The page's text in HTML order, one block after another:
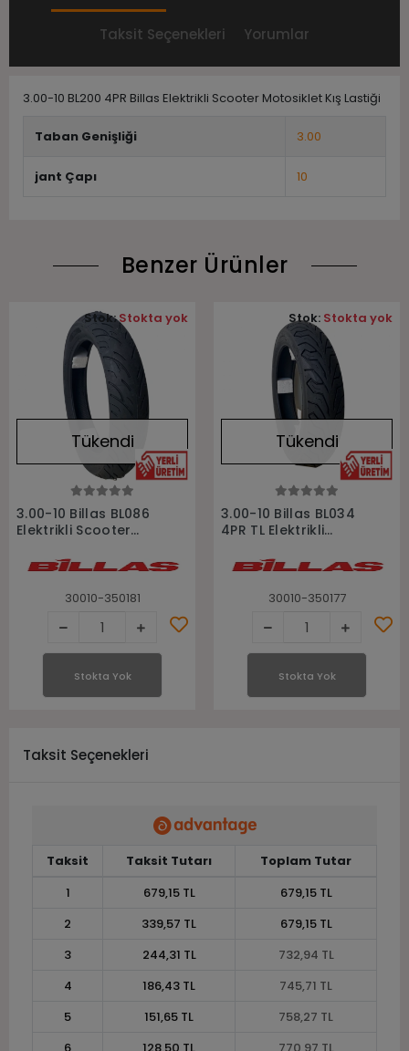
Taksit Seçenekleri Yorumlar
3.00-10 BL200 4PR Billas Elektrikli Scooter Motosiklet Kış Lastiği
Taban Genişliği 3.00
jant Çapı 10
Benzer Ürünler
Stokta Yok
Tükendi
3.00-10 Billas BL086
Elektrikli Scooter
30010-350181
Stok:Stokta yok
Stokta Yok
Stokta Yok
Tükendi
3.00-10 Billas BL034
4PR TL Elektrikli
Lastiği
30010-350177
Stok: Stokta yok
Stokta Yok
Taksit Seçenekleri
Taksit Taksit Tutarı
Toplam Tutar
1
679,15 TL
679,15 TL
2
339,57 TL
679,15 TL
3
244,31 TL
732,94 TL
4
186,43 TL
745,71 TL
5
151,65 TL
758,27 TL
6
128,50 TL
770,97 TL